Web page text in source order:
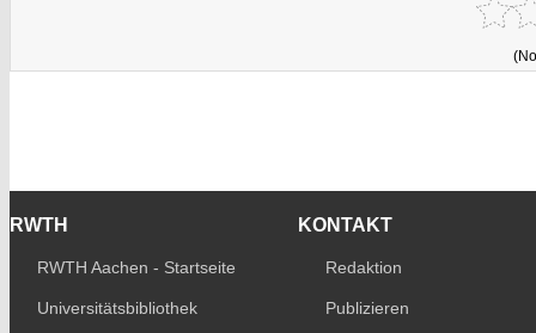
RWTH
RWTH Aachen - Startseite
Universitätsbibliothek
KONTAKT
Redaktion
Publizieren